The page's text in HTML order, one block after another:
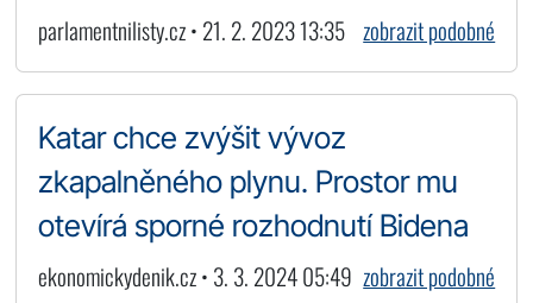
parlamentnilisty.cz • 21. 2. 2023 13:35 zobrazit podobné
Katar chce zvýšit vývoz
zkapalněného plynu. Prostor mu
otevírá sporné rozhodnutí Bidena
ekonomickydenik.cz • 3. 3. 2024 05:49 zobrazit podobné